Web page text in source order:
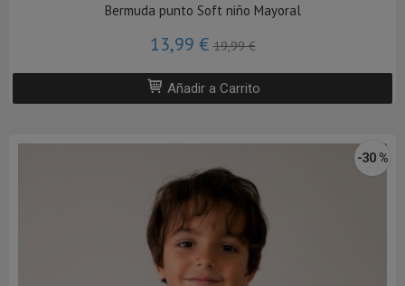
Bermuda punto Soft niño Mayoral
13,99 €19,99 €
Añadir a Carrito
-30 %